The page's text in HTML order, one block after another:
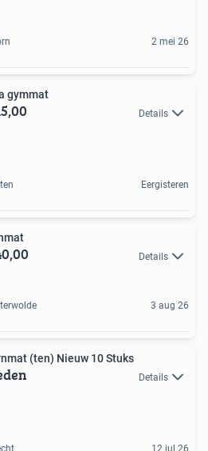
2 mei 26
gymmat
Details
Eergisteren
Details
3 aug 26
(ten) Nieuw 10 Stuks
Details